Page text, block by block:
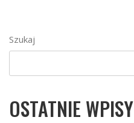
Szukaj
OSTATNIE WPISY